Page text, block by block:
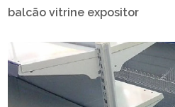
balcão vitrine expositor